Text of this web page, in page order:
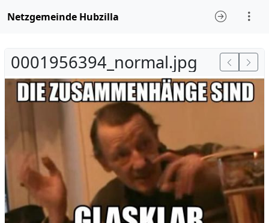
Netzgemeinde Hubzilla
0001956394_normal.jpg